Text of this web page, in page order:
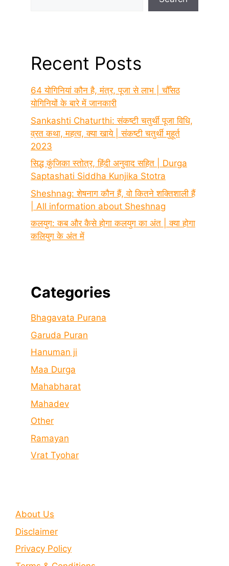
Recent Posts
64 योगिनियां कौन है, मंत्र, पूजा से लाभ | चौँसठ
योगिनियों के बारे में जानकारी
Sankashti Chaturthi: संकष्टी चतुर्थी पूजा विधि,
व्रत कथा, महत्व, क्या खाये | संकष्टी चतुर्थी मुहूर्त
2023
सिद्ध कुंजिका स्तोत्र, हिंदी अनुवाद सहित | Durga
Saptashati Siddha Kunjika Stotra
Sheshnag: शेषनाग कौन हैं, वो कितने शक्तिशाली हैं
| All information about Sheshnag
कलयुग: कब और कैसे होगा कलयुग का अंत | क्या होगा
कलियुग के अंत में
Categories
Bhagavata Purana
Garuda Puran
Hanuman ji
Maa Durga
Mahabharat
Mahadev
Other
Ramayan
Vrat Tyohar
About Us
Disclaimer
Privacy Policy